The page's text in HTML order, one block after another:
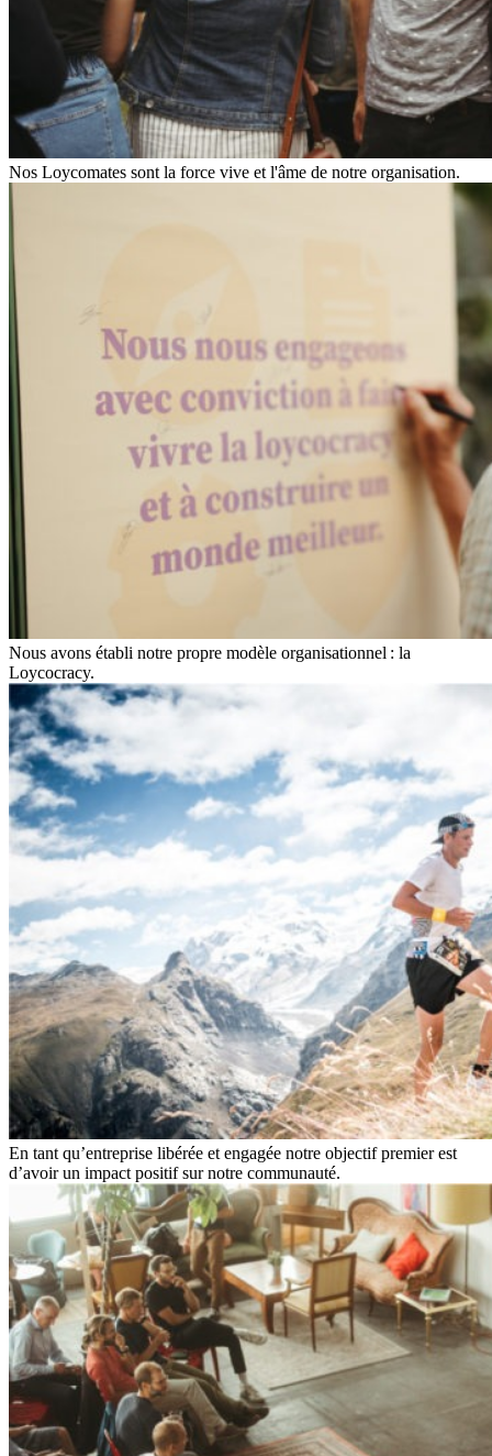
Nos Loycomates sont la force vive et l'âme de notre organisation.
Nous avons établi notre propre modèle organisationnel : la
Loycocracy.
En tant qu’entreprise libérée et engagée notre objectif premier est
d’avoir un impact positif sur notre communauté.